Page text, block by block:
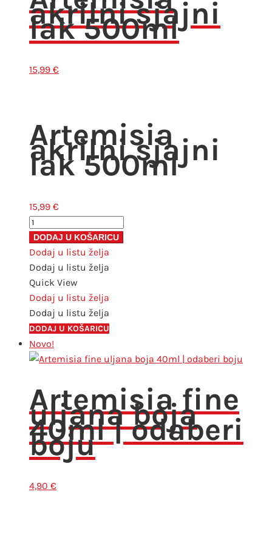
akrilni sjajni
lak 500ml
15,99 €
Artemisia
akrilni sjajni
lak 500ml
15,99 €
Artemisia
akrilni
sjajni
lak
500ml
količina
DODAJ U KOŠARICU
Dodaj u listu želja
Dodaj u listu želja
Quick View
Dodaj u listu želja
Dodaj u listu želja
DODAJ U KOŠARICU
Novo!
Artemisia fine
uljana boja
40ml | odaberi
boju
4,90 €